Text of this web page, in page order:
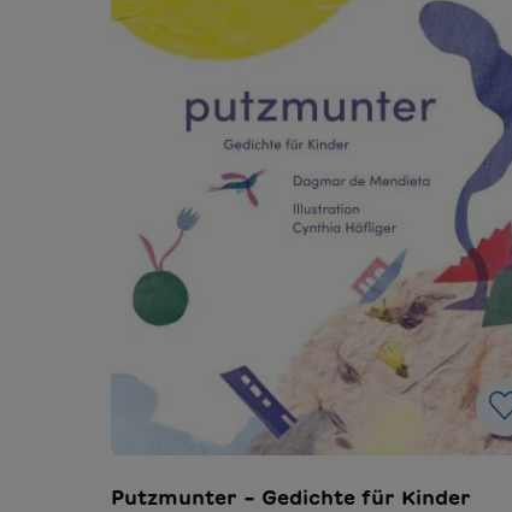
Putzmunter – Gedichte für Kinder